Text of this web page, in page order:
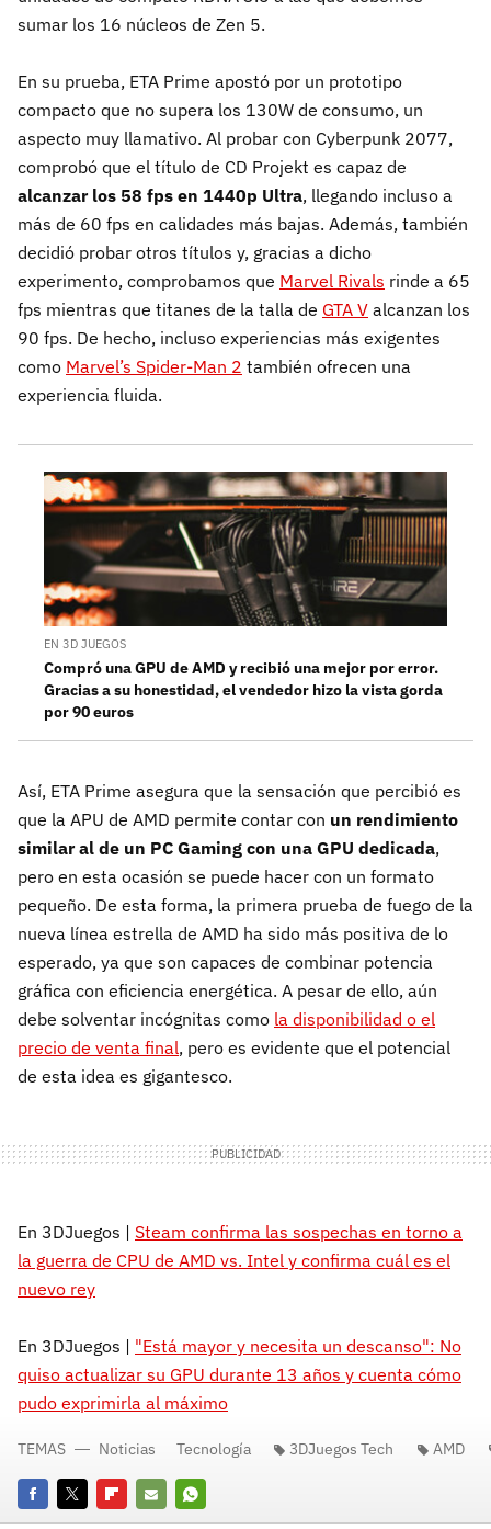
sumar los 16 núcleos de Zen 5.
En su prueba, ETA Prime apostó por un prototipo
compacto que no supera los 130W de consumo, un
aspecto muy llamativo. Al probar con Cyberpunk 2077,
comprobó que el título de CD Projekt es capaz de
alcanzar los 58 fps en 1440p Ultra, llegando incluso a
más de 60 fps en calidades más bajas. Además, también
decidió probar otros títulos y, gracias a dicho
experimento, comprobamos que Marvel Rivals rinde a 65
fps mientras que titanes de la talla de GTA V alcanzan los
90 fps. De hecho, incluso experiencias más exigentes
como Marvel’s Spider-Man 2 también ofrecen una
experiencia fluida.
EN 3D JUEGOS
Compró una GPU de AMD y recibió una mejor por error.
Gracias a su honestidad, el vendedor hizo la vista gorda
por 90 euros
Así, ETA Prime asegura que la sensación que percibió es
que la APU de AMD permite contar con un rendimiento
similar al de un PC Gaming con una GPU dedicada,
pero en esta ocasión se puede hacer con un formato
pequeño. De esta forma, la primera prueba de fuego de la
nueva línea estrella de AMD ha sido más positiva de lo
esperado, ya que son capaces de combinar potencia
gráfica con eficiencia energética. A pesar de ello, aún
debe solventar incógnitas como la disponibilidad o el
precio de venta final, pero es evidente que el potencial
de esta idea es gigantesco.
En 3DJuegos | Steam confirma las sospechas en torno a
la guerra de CPU de AMD vs. Intel y confirma cuál es el
nuevo rey
En 3DJuegos | "Está mayor y necesita un descanso": No
quiso actualizar su GPU durante 13 años y cuenta cómo
pudo exprimirla al máximo
FacebookTwitterFlipboard
E-
Whatsapp
TEMAS Noticias Tecnología 3DJuegos Tech AMD